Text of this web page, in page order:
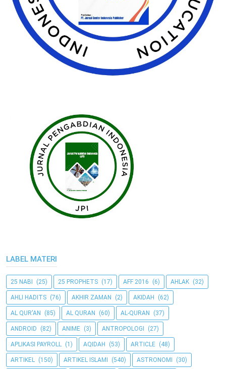
LABEL MATERI
25 NABI (25) 25 PROPHETS (17) AFF 2016 (6) AHLAK (32)
AHLI HADITS (76) AKHIR ZAMAN (2) AKIDAH (62)
AL QUR'AN (85) AL QURAN (60) AL-QURAN (37)
ANDROID (82) ANIME (3) ANTROPOLOGI (27)
APLIKASI PAYROLL (1) AQIDAH (53) ARTICLE (48)
ARTIKEL (150) ARTIKEL ISLAMI (540) ASTRONOMI (30)